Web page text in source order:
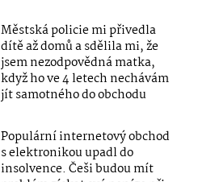
Městská policie mi přivedla
dítě až domů a sdělila mi, že
jsem nezodpovědná matka,
když ho ve 4 letech nechávám
jít samotného do obchodu
Populární internetový obchod
s elektronikou upadl do
insolvence. Češi budou mít